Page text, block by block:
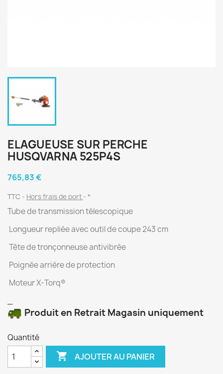
ELAGUEUSE SUR PERCHE
HUSQVARNA 525P4S
765,83 €
TTC Hors frais de port *
Tube de transmission télescopique
Longueur repliée avec outil de coupe 243 cm
Tête de tronçonneuse antivibrée
Poignée arrière de protection
Moteur X-Torq®
Produit en Retrait Magasin uniquement
Quantité
 AJOUTER AU PANIER